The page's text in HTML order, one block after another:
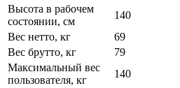
Высота в рабочем
состоянии, см
140
Вес нетто, кг
69
Вес брутто, кг
79
Максимальный вес
пользователя, кг
140